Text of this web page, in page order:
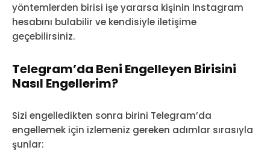
yöntemlerden birisi işe yararsa kişinin Instagram
hesabını bulabilir ve kendisiyle iletişime
geçebilirsiniz.
Telegram’da Beni Engelleyen Birisini
Nasıl Engellerim?
Sizi engelledikten sonra birini Telegram’da
engellemek için izlemeniz gereken adımlar sırasıyla
şunlar: